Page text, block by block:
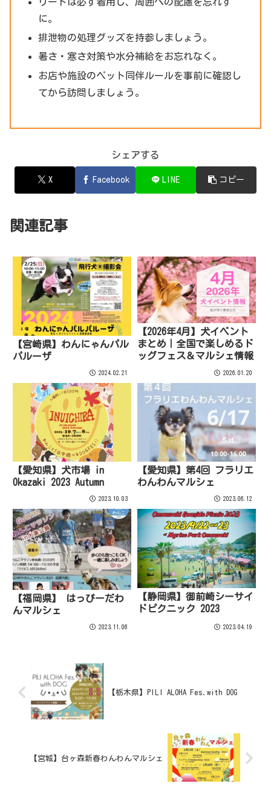
に。
排泄物の処理グッズを持参しましょう。
暑さ・寒さ対策や水分補給をお忘れなく。
お店や施設のペット同伴ルールを事前に確認し
てから訪問しましょう。
シェアする
X Facebook LINE コピー
関連記事
【宮崎県】わんにゃんパル
パルーザ
2024.02.21
【2026年4月】犬イベント
まとめ｜全国で楽しめるド
ッグフェス＆マルシェ情報
2026.01.20
【愛知県】犬市場 in
Okazaki 2023 Autumn
2023.10.03
【愛知県】第4回 フラリエ
わんわんマルシェ
2023.06.12
【福岡県】 はっぴーだわ
んマルシェ
2023.11.06
【静岡県】御前崎シーサイ
ドピクニック 2023
2023.04.19
【栃木県】PILI ALOHA Fes.with DOG
【宮城】台ヶ森新春わんわんマルシェ